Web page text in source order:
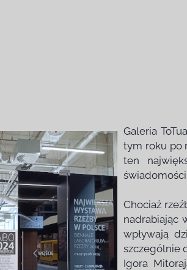
Galeria
tym roku po
ten
Chociaż
nadrabiając
wpływają
szczególnie
Igora